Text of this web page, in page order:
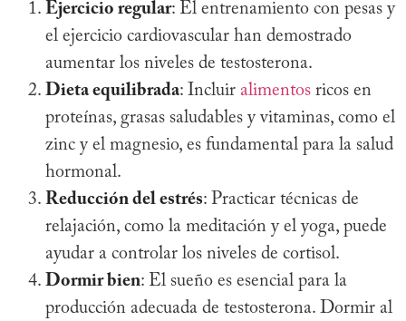
Ejercicio regular: El entrenamiento con pesas y
el ejercicio cardiovascular han demostrado
aumentar los niveles de testosterona.
Dieta equilibrada: Incluir alimentos ricos en
proteínas, grasas saludables y vitaminas, como el
zinc y el magnesio, es fundamental para la salud
hormonal.
Reducción del estrés: Practicar técnicas de
relajación, como la meditación y el yoga, puede
ayudar a controlar los niveles de cortisol.
Dormir bien: El sueño es esencial para la
producción adecuada de testosterona. Dormir al